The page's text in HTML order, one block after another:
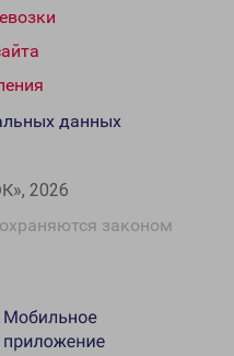
2026
законом
данных